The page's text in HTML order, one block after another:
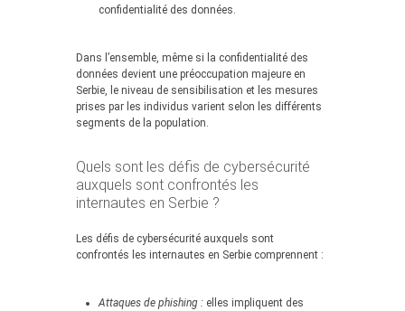
confidentialité des données.
Dans l’ensemble, même si la confidentialité des
données devient une préoccupation majeure en
Serbie, le niveau de sensibilisation et les mesures
prises par les individus varient selon les différents
segments de la population.
Quels sont les défis de cybersécurité
auxquels sont confrontés les
internautes en Serbie ?
Les défis de cybersécurité auxquels sont
confrontés les internautes en Serbie comprennent :
Attaques de phishing : elles impliquent des